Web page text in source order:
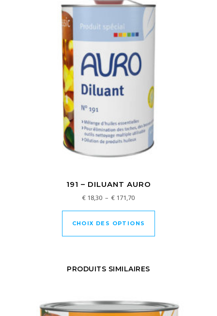
191 – DILUANT AURO
€ 18,30 – € 171,70Plage de prix : € 18,30 à €
CHOIX DES OPTIONS
Ce produit a
PRODUITS SIMILAIRES